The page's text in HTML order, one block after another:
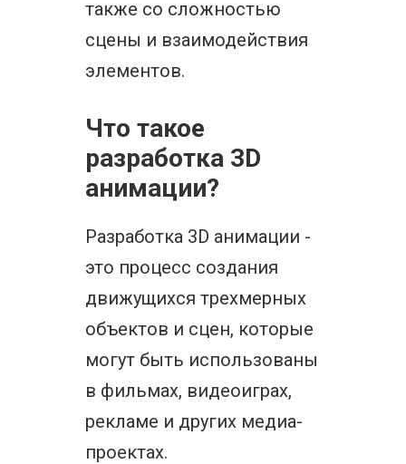
также со сложностью
сцены и взаимодействия
элементов.
Что такое
разработка 3D
анимации?
Разработка 3D анимации -
это процесс создания
движущихся трехмерных
объектов и сцен, которые
могут быть использованы
в фильмах, видеоиграх,
рекламе и других медиа-
проектах.